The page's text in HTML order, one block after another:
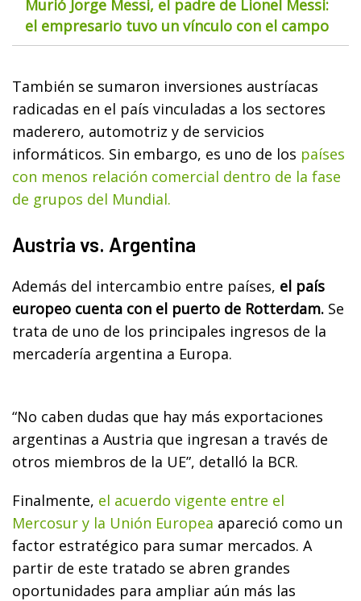
Murió Jorge Messi, el padre de Lionel Messi:
el empresario tuvo un vínculo con el campo
También se sumaron inversiones austríacas
radicadas en el país vinculadas a los sectores
maderero, automotriz y de servicios
informáticos. Sin embargo, es uno de los países
con menos relación comercial dentro de la fase
de grupos del Mundial.
Austria vs. Argentina
Además del intercambio entre países, el país
europeo cuenta con el puerto de Rotterdam. Se
trata de uno de los principales ingresos de la
mercadería argentina a Europa.
“No caben dudas que hay más exportaciones
argentinas a Austria que ingresan a través de
otros miembros de la UE”, detalló la BCR.
Finalmente, el acuerdo vigente entre el
Mercosur y la Unión Europea apareció como un
factor estratégico para sumar mercados. A
partir de este tratado se abren grandes
oportunidades para ampliar aún más las